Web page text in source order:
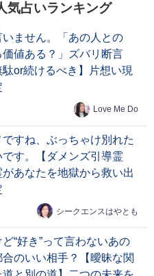
気占いランキング
ません。「あの人との
値ある？」ズバリ断言
駄or続けるべき】片想い現
Love Me Do
すね、ぶっちゃけ別れた
す。【ダメンズ引導霊
あなたを地獄から救い出
シークエンスはやとも
“好き”って言わないあの
合のいい相手？【曖昧な関